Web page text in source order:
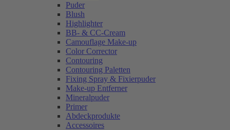
Puder
Blush
Highlighter
BB- & CC-Cream
Camouflage Make-up
Color Corrector
Contouring
Contouring Paletten
Fixing Spray & Fixierpuder
Make-up Entferner
Mineralpuder
Primer
Abdeckprodukte
Accessoires